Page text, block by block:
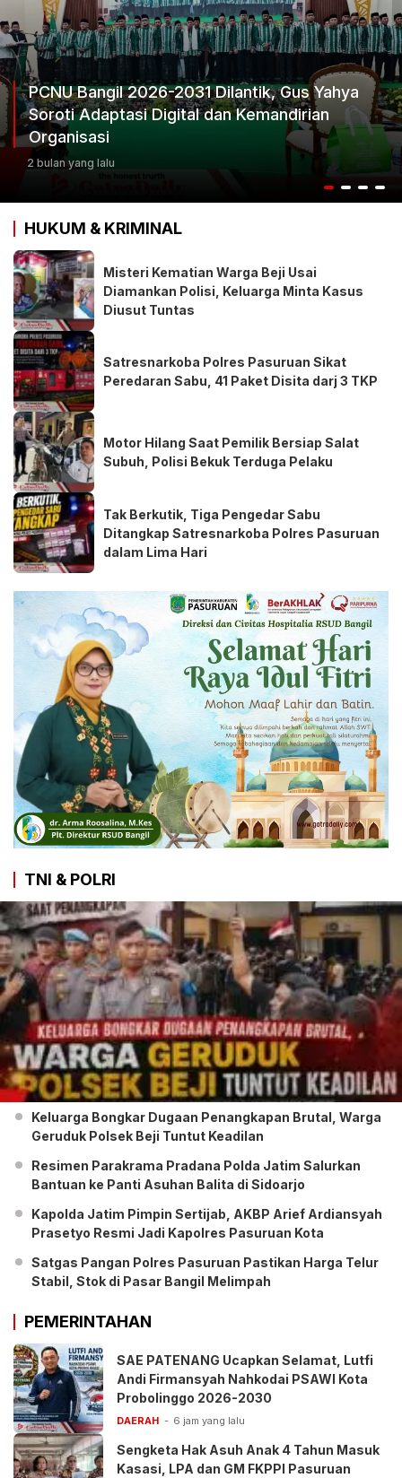
PCNU Bangil 2026-2031 Dilantik, Gus Yahya
Soroti Adaptasi Digital dan Kemandirian
Organisasi
2 bulan yang lalu
HUKUM & KRIMINAL
Misteri Kematian Warga Beji Usai
Diamankan Polisi, Keluarga Minta Kasus
Diusut Tuntas
Satresnarkoba Polres Pasuruan Sikat
Peredaran Sabu, 41 Paket Disita darj 3 TKP
Motor Hilang Saat Pemilik Bersiap Salat
Subuh, Polisi Bekuk Terduga Pelaku
Tak Berkutik, Tiga Pengedar Sabu
Ditangkap Satresnarkoba Polres Pasuruan
dalam Lima Hari
TNI & POLRI
Keluarga Bongkar Dugaan Penangkapan Brutal, Warga
Geruduk Polsek Beji Tuntut Keadilan
Resimen Parakrama Pradana Polda Jatim Salurkan
Bantuan ke Panti Asuhan Balita di Sidoarjo
Kapolda Jatim Pimpin Sertijab, AKBP Arief Ardiansyah
Prasetyo Resmi Jadi Kapolres Pasuruan Kota
Satgas Pangan Polres Pasuruan Pastikan Harga Telur
Stabil, Stok di Pasar Bangil Melimpah
PEMERINTAHAN
SAE PATENANG Ucapkan Selamat, Lutfi
Andi Firmansyah Nahkodai PSAWI Kota
Probolinggo 2026-2030
DAERAH 6 jam yang lalu
Sengketa Hak Asuh Anak 4 Tahun Masuk
Kasasi, LPA dan GM FKPPI Pasuruan